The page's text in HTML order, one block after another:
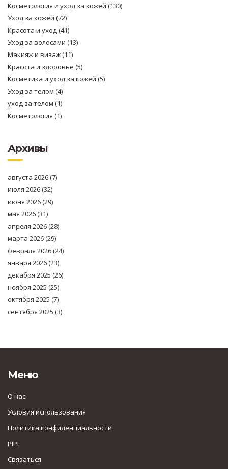
Косметология и уход за кожей (130)
Уход за кожей (72)
Красота и уход (41)
Уход за волосами (13)
Макияж и визаж(11)
Красота и здоровье (5)
Косметика и уход за кожей (5)
Уход за телом (4)
уход за телом (1)
Косметология (1)
Архивы
августа 2026(7)
июля 2026(32)
июня 2026(29)
мая 2026(31)
апреля 2026(28)
марта 2026(29)
февраля 2026(24)
января 2026(23)
декабря 2025 (26)
ноября 2025 (25)
октября 2025 (7)
сентября 2025 (3)
Меню
О нас
Условия использования
Политика конфиденциальности
PIPL
Связаться